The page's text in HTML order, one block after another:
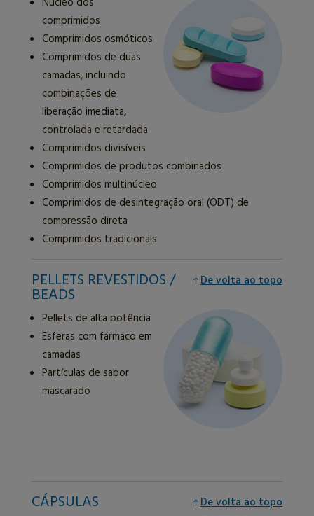
comprimidos
Comprimidos osmóticos
Comprimidos de duas
camadas, incluindo
combinações de
liberação imediata,
controlada e retardada
Comprimidos divisíveis
Comprimidos de produtos combinados
Comprimidos multinúcleo
Comprimidos de desintegração oral (ODT) de
compressão direta
Comprimidos tradicionais
De volta ao topo
PELLETS REVESTIDOS /
BEADS
Pellets de alta potência
Esferas com fármaco em
camadas
Partículas de sabor
mascarado
De volta ao topo
CÁPSULAS